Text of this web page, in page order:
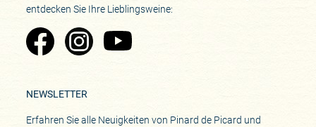
entdecken Sie Ihre Lieblingsweine:
Zu Pinard's Facebook-Seite
Zu Pinard's Instagram-Seite
Zu Pinard's YouTube-Seite
NEWSLETTER
Erfahren Sie alle Neuigkeiten von Pinard de Picard und